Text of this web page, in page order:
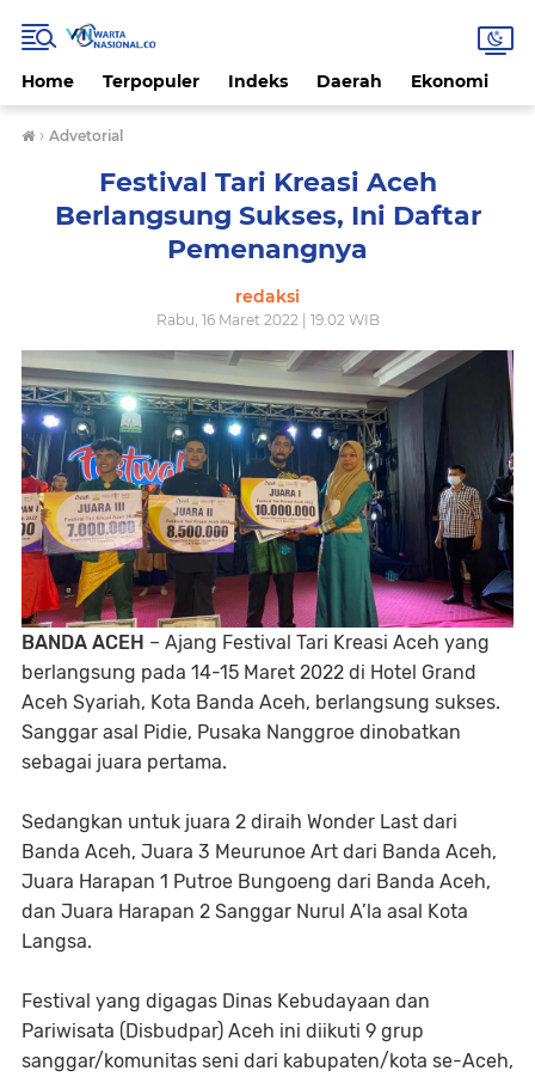
Home Terpopuler Indeks Daerah Ekonomi
› Advetorial
Festival Tari Kreasi Aceh
Berlangsung Sukses, Ini Daftar
Pemenangnya
redaksi
Rabu, 16 Maret 2022 | 19.02 WIB
BANDA ACEH – Ajang Festival Tari Kreasi Aceh yang
berlangsung pada 14-15 Maret 2022 di Hotel Grand
Aceh Syariah, Kota Banda Aceh, berlangsung sukses.
Sanggar asal Pidie, Pusaka Nanggroe dinobatkan
sebagai juara pertama.
Sedangkan untuk juara 2 diraih Wonder Last dari
Banda Aceh, Juara 3 Meurunoe Art dari Banda Aceh,
Juara Harapan 1 Putroe Bungoeng dari Banda Aceh,
dan Juara Harapan 2 Sanggar Nurul A’la asal Kota
Langsa.
Festival yang digagas Dinas Kebudayaan dan
Pariwisata (Disbudpar) Aceh ini diikuti 9 grup
sanggar/komunitas seni dari kabupaten/kota se-Aceh,